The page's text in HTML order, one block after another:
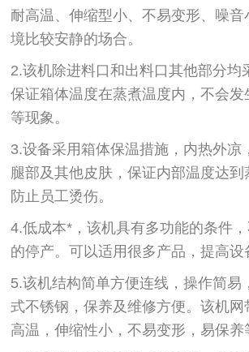
耐高温、伸缩型小、不易变形、噪
境比较安静的场合。
2.该机除进料口和出料口其他部分均
保证箱体温度在蒸煮温度内，不会发
等现象。
3.设备采用箱体保温措施，内热外凉
腿部及其他皮肤，保证内部温度达
防止员工烫伤。
4.低成本*，该机具有多功能的条件
的停产。可以适用很多产品，提高设
5.该机结构简单方便连线，操作简易
式不锈钢，保养及维修方便。该机
高温，伸缩性小，不易变形，易保养